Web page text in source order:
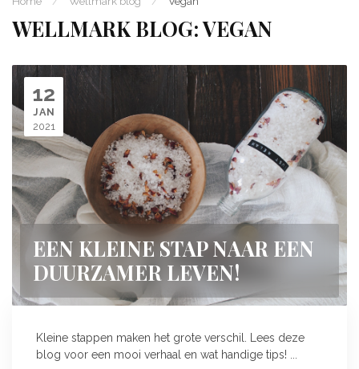
WELLMARK BLOG: VEGAN
12
JAN
2021
EEN KLEINE STAP NAAR EEN
DUURZAMER LEVEN!
Kleine stappen maken het grote verschil. Lees deze
blog voor een mooi verhaal en wat handige tips! ...